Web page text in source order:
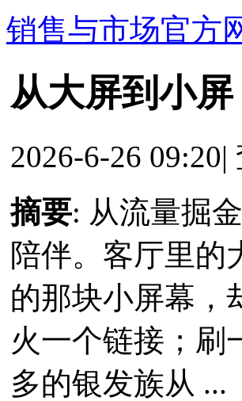
销售与市场官方
从大屏到小
2026-6-26 09:20|
摘要: 从流量掘
陪伴。客厅里的
的那块小屏幕，
火一个链接；刷
多的银发族从 ...